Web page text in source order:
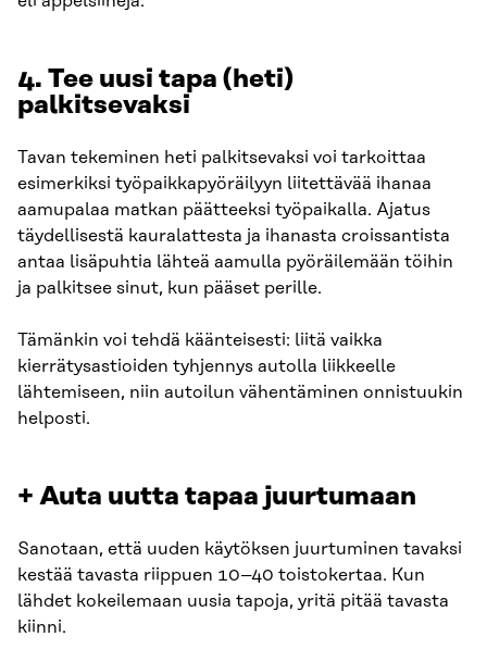
4. Tee uusi tapa (heti)
palkitsevaksi
Tavan tekeminen heti palkitsevaksi voi tarkoittaa
esimerkiksi työpaikkapyöräilyyn liitettävää ihanaa
aamupalaa matkan päätteeksi työpaikalla. Ajatus
täydellisestä kauralattesta ja ihanasta croissantista
antaa lisäpuhtia lähteä aamulla pyöräilemään töihin
ja palkitsee sinut, kun pääset perille.
Tämänkin voi tehdä käänteisesti: liitä vaikka
kierrätysastioiden tyhjennys autolla liikkeelle
lähtemiseen, niin autoilun vähentäminen onnistuukin
helposti.
+ Auta uutta tapaa juurtumaan
Sanotaan, että uuden käytöksen juurtuminen tavaksi
kestää tavasta riippuen 10–40 toistokertaa. Kun
lähdet kokeilemaan uusia tapoja, yritä pitää tavasta
kiinni.